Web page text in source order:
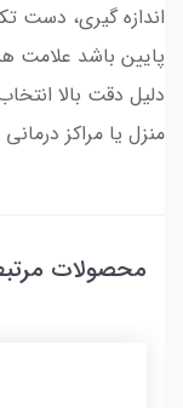
اندازه گیری، دست
پایین باشد علامت
دلیل دقت بالا
منزل یا مراکز
محصولات